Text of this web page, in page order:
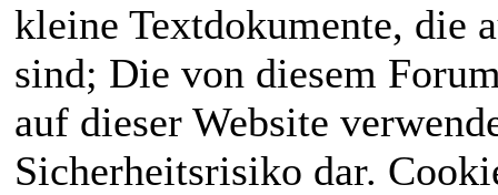
kleine Textdokumente, die
sind; Die von diesem
auf dieser Website
Sicherheitsrisiko dar.